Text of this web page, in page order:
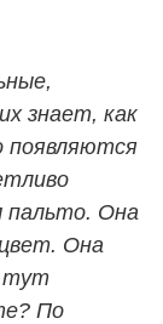
знает, как
появляются
пальто. Она
Она
тут
По